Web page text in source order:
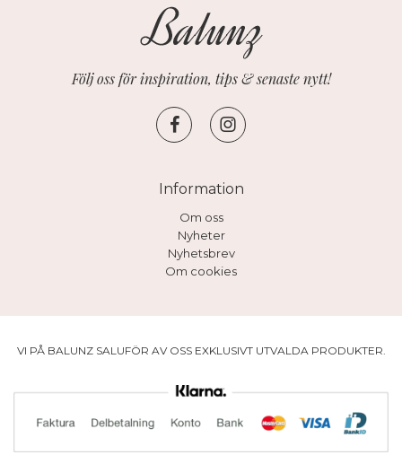
Följ oss för inspiration, tips & senaste nytt!
Information
Om oss
Nyheter
Nyhetsbrev
Om cookies
VI PÅ BALUNZ SALUFÖR AV OSS EXKLUSIVT UTVALDA PRODUKTER.